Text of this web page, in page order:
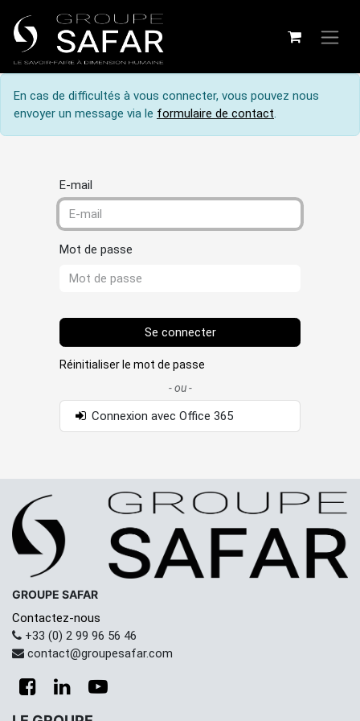
En cas de difficultés à vous connecter, vous pouvez nous
envoyer un message via le formulaire de contact.
E-mail
Mot de passe
Se connecter
Réinitialiser le mot de passe
- ou -
Connexion avec Office 365
GROUPE SAFAR
Contactez-nous
+33 (0) 2 99 96 56 46
contact@groupesafar.com